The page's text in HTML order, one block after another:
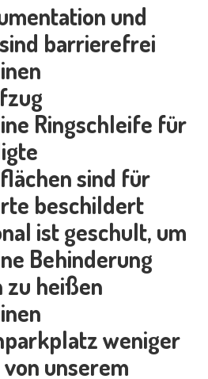
und
barrierefrei
Ringschleife für
sind für
beschildert
ist geschult, um
Behinderung
heißen
weniger
unserem